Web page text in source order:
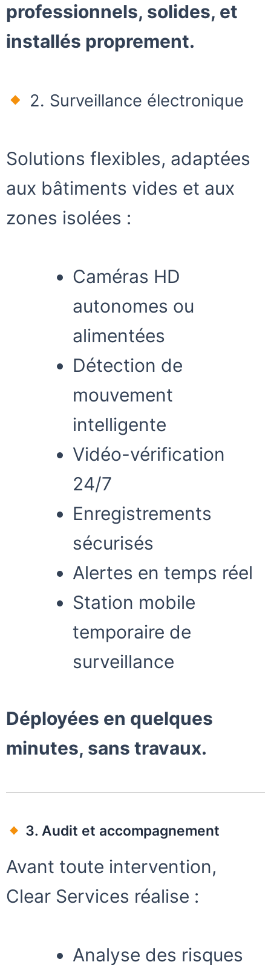
professionnels, solides, et
installés proprement.
2. Surveillance électronique
Solutions flexibles, adaptées
aux bâtiments vides et aux
zones isolées :
Caméras HD
autonomes ou
alimentées
Détection de
mouvement
intelligente
Vidéo-vérification
24/7
Enregistrements
sécurisés
Alertes en temps réel
Station mobile
temporaire de
surveillance
Déployées en quelques
minutes, sans travaux.
3. Audit et accompagnement
Avant toute intervention,
Clear Services réalise :
Analyse des risques